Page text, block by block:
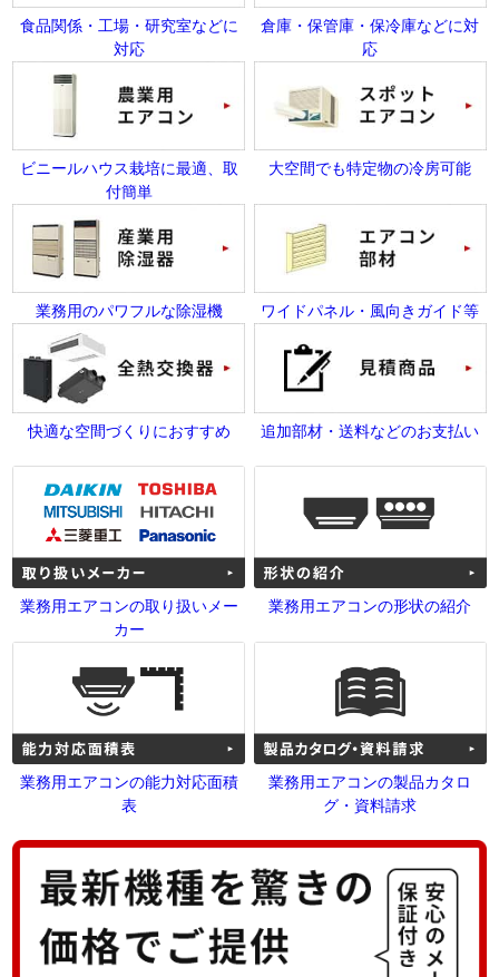
食品関係・工場・研究室などに
対応
倉庫・保管庫・保冷庫などに対
応
ビニールハウス栽培に最適、取
付簡単
大空間でも特定物の冷房可能
業務用のパワフルな除湿機 ワイドパネル・風向きガイド等
快適な空間づくりにおすすめ 追加部材・送料などのお支払い
業務用エアコンの取り扱いメー
カー
業務用エアコンの形状の紹介
業務用エアコンの能力対応面積
表
業務用エアコンの製品カタロ
グ・資料請求